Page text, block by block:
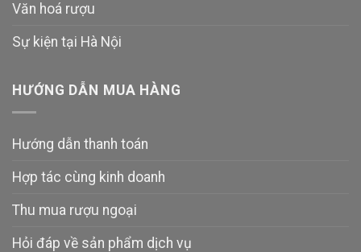
Văn hoá rượu
Sự kiện tại Hà Nội
HƯỚNG DẪN MUA HÀNG
Hướng dẫn thanh toán
Hợp tác cùng kinh doanh
Thu mua rượu ngoại
Hỏi đáp về sản phẩm dịch vụ